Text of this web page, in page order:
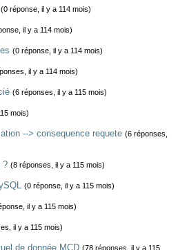
(0 réponse, il y a 114 mois)
il y a 114 mois)
(0 réponse, il y a 114 mois)
il y a 114 mois)
(6 réponses, il y a 115 mois)
mois)
--> consequence requete (6 réponses,
? (8 réponses, il y a 115 mois)
(0 réponse, il y a 115 mois)
il y a 115 mois)
il y a 115 mois)
de donnée MCD (78 réponses, il y a 115